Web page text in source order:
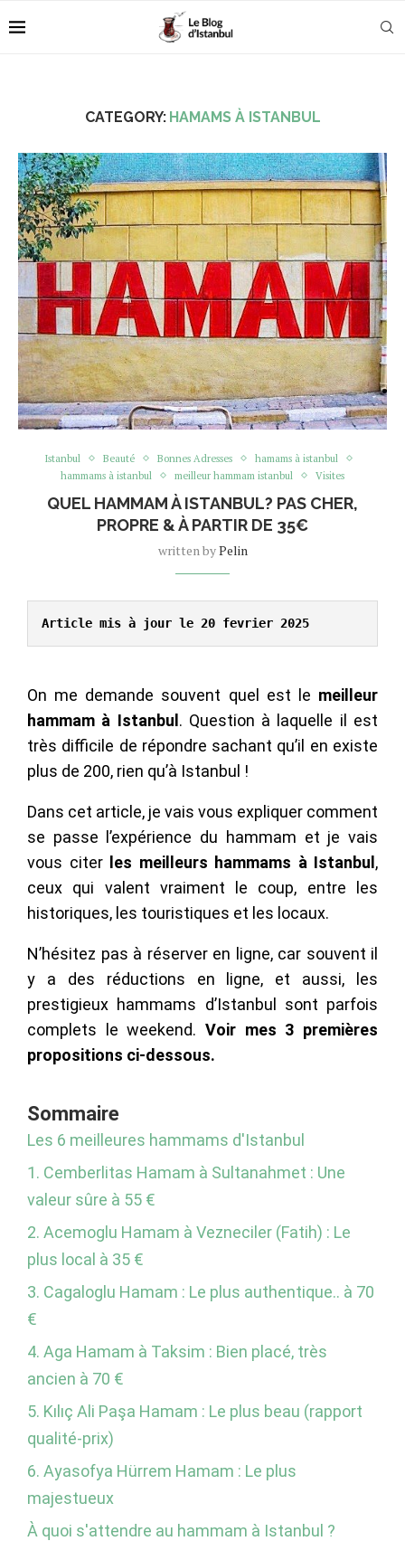
CATEGORY: HAMAMS À ISTANBUL
Istanbul Beauté Bonnes Adresses
hamams à istanbul
hammams à istanbul
meilleur hammam istanbul Visites
QUEL HAMMAM À ISTANBUL? PAS CHER,
PROPRE & À PARTIR DE 35€
written byPelin
Article mis à jour le 20 fevrier 2025
On me demande souvent quel est le meilleur
hammam à Istanbul. Question à laquelle il est
très difficile de répondre sachant qu’il en existe
plus de 200, rien qu’à Istanbul !
Dans cet article, je vais vous expliquer comment
se passe l’expérience du hammam et je vais
vous citer les meilleurs hammams à Istanbul,
ceux qui valent vraiment le coup, entre les
historiques, les touristiques et les locaux.
N’hésitez pas à réserver en ligne, car souvent il
y a des réductions en ligne, et aussi, les
prestigieux hammams d’Istanbul sont parfois
complets le weekend. Voir mes 3 premières
propositions ci-dessous.
Sommaire
Les 6 meilleures hammams d'Istanbul
1. Cemberlitas Hamam à Sultanahmet : Une
valeur sûre à 55 €
2. Acemoglu Hamam à Vezneciler (Fatih) : Le
plus local à 35 €
3. Cagaloglu Hamam : Le plus authentique.. à 70
€
4. Aga Hamam à Taksim : Bien placé, très
ancien à 70 €
5. Kılıç Ali Paşa Hamam : Le plus beau (rapport
qualité-prix)
6. Ayasofya Hürrem Hamam : Le plus
majestueux
À quoi s'attendre au hammam à Istanbul ?